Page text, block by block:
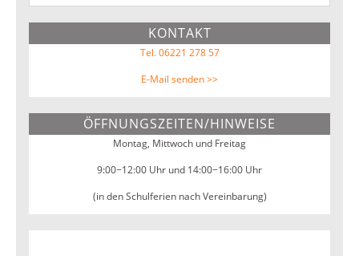
TSB-
KONTAKT
Tel. 06221 278 57
E-Mail senden >>
ÖFFNUNGSZEITEN/HINWEISE
Montag, Mittwoch und Freitag
9:00−12:00 Uhr und 14:00−16:00 Uhr
(in den Schulferien nach Vereinbarung)